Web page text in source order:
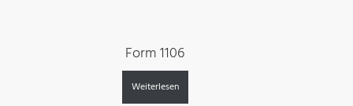
Form 1106
Weiterlesen